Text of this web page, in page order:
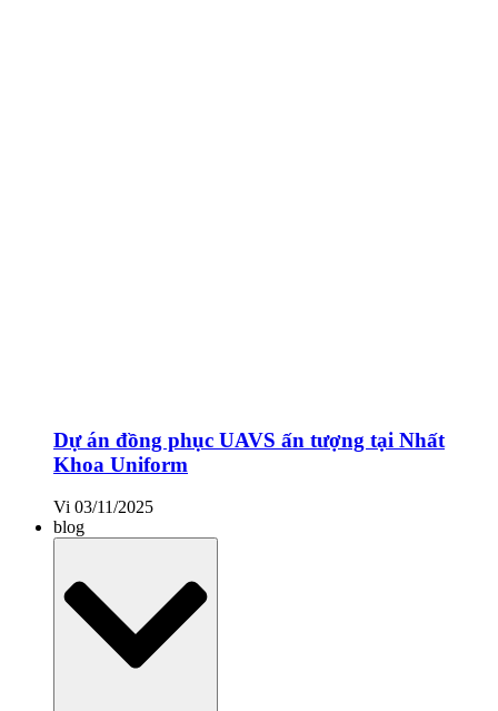
Dự án đồng phục UAVS ấn tượng tại Nhất
Khoa Uniform
Vi 03/11/2025
blog